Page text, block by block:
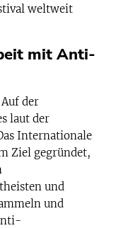
weltweit
mit Anti-
der
laut der
Internationale
Ziel gegründet,
und
und